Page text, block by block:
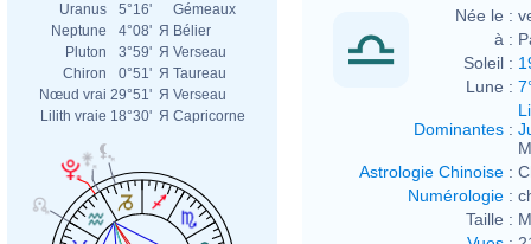
Uranus
5°16'
Gémeaux
Neptune
4°08' Я Bélier
Pluton
3°59' Я Verseau
Chiron
0°51' Я Taureau
Nœud vrai 29°51' Я Verseau
Lilith vraie 18°30' Я Capricorne
Née le :
à :
Soleil :
Lune :
Dominantes :
Astrologie Chinoise :
Numérologie :
Taille :